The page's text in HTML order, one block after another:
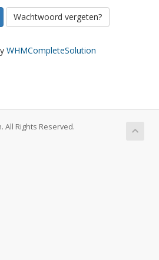
Wachtwoord vergeten?
WHMCompleteSolution
All Rights Reserved.